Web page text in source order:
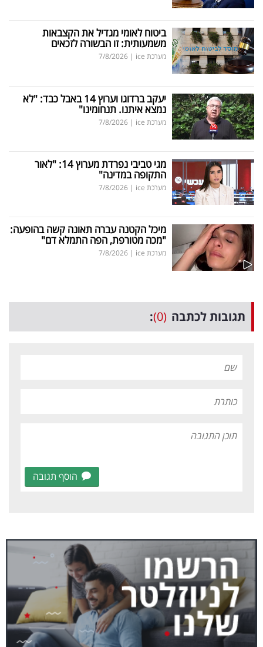
ביטוח לאומי מגדיל את הקצבאות
משמעותית: זו הבשורה לזכאים
מערכת ice |
7/8/2026
יעקב ברדוגו וערוץ 14 באבל כבד: "לא
נמצא איתנו. תנחומינו"
מערכת ice |
7/8/2026
מגי טביבי נפרדת מערוץ 14: "לאור
התקופה במדינה"
מערכת ice |
7/8/2026
מיכל הקטנה עברה תאונה קשה בהופעה:
"מכה מטורפת, הפה התמלא דם"
מערכת ice |
7/8/2026
תגובות לכתבה (0)
:
הוסף תגובה